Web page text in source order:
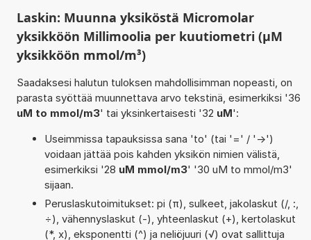
Laskin: Muunna yksiköstä Micromolar
yksikköön Millimoolia per kuutiometri (µM
yksikköön mmol/m³)
Saadaksesi halutun tuloksen mahdollisimman nopeasti, on
parasta syöttää muunnettava arvo tekstinä, esimerkiksi '36
uM to mmol/m3' tai yksinkertaisesti '32 uM':
Useimmissa tapauksissa sana 'to' (tai '=' / '->')
voidaan jättää pois kahden yksikön nimien välistä,
esimerkiksi '28 uM mmol/m3' '30 uM to mmol/m3'
sijaan.
Peruslaskutoimitukset: pi (π), sulkeet, jakolaskut (/, :,
÷), vähennyslaskut (-), yhteenlaskut (+), kertolaskut
(*, x), eksponentti (^) ja neliöjuuri (√) ovat sallittuja